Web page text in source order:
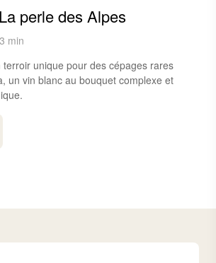
perle des Alpes
3 min
terroir unique pour des cépages rares
un vin blanc au bouquet complexe et